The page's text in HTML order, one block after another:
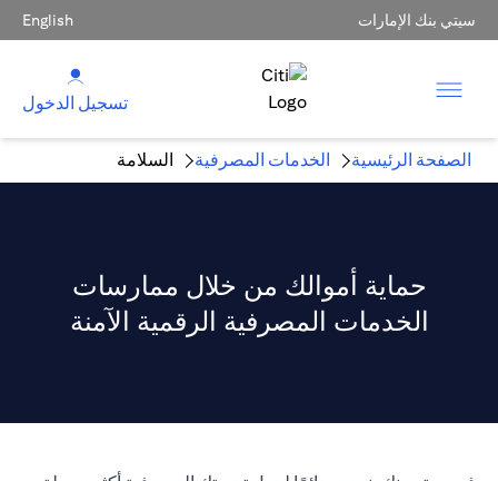
سيتي بنك الإمارات English
تسجيل الدخول
الصفحة الرئيسية الخدمات المصرفية السلامة
حماية أموالك من خلال ممارسات
الخدمات المصرفية الرقمية الآمنة